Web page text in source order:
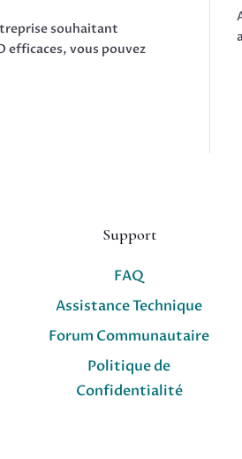
souhaitant
efficaces, vous pouvez
Support
FAQ
Assistance Technique
Forum Communautaire
Politique de
Confidentialité